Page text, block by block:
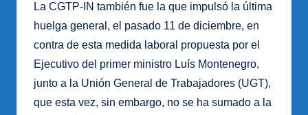
La CGTP-IN también fue la que impulsó la última
huelga general, el pasado 11 de diciembre, en
contra de esta medida laboral propuesta por el
Ejecutivo del primer ministro Luís Montenegro,
junto a la Unión General de Trabajadores (UGT),
que esta vez, sin embargo, no se ha sumado a la